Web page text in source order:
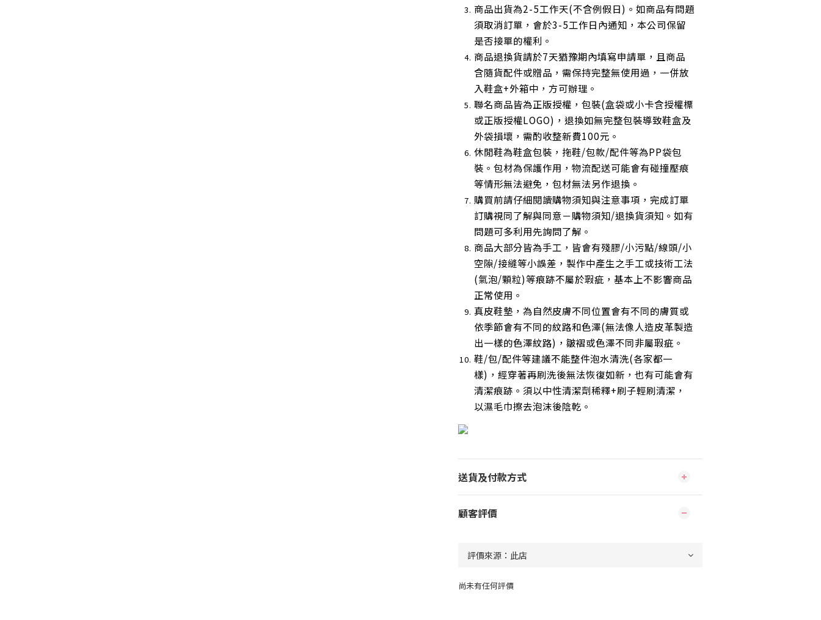
商品出貨為2-5工作天(不含例假日)。如商品有問題
須取消訂單，會於3-5工作日內通知，本公司保留
是否接單的權利。
商品退換貨請於7天猶豫期內填寫申請單，且商品
含隨貨配件或贈品，需保持完整無使用過，一併放
入鞋盒+外箱中，方可辦理。
聯名商品皆為正版授權，包裝(盒袋或小卡含授權標
或正版授權LOGO)，退換如無完整包裝導致鞋盒及
外袋損壞，需酌收整新費100元。
休閒鞋為鞋盒包裝，拖鞋/包款/配件等為PP袋包
裝。包材為保護作用，物流配送可能會有碰撞壓痕
等情形無法避免，包材無法另作退換。
購買前請仔細閱讀購物須知與注意事項，完成訂單
訂購視同了解與同意－購物須知/退換貨須知。如有
問題可多利用先詢問了解。
商品大部分皆為手工，皆會有殘膠/小污點/線頭/小
空隙/接縫等小誤差，製作中產生之手工或技術工法
(氣泡/顆粒)等痕跡不屬於瑕疵，基本上不影響商品
正常使用 。
真皮鞋墊，為自然皮膚不同位置會有不同的膚質或
依季節會有不同的紋路和色澤(無法像人造皮革製造
出一樣的色澤紋路)，皺褶或色澤不同非屬瑕疵。
鞋/包/配件等建議不能整件泡水清洗(各家都一
樣)，經穿著再刷洗後無法恢復如新，也有可能會有
清潔痕跡。須以中性清潔劑稀釋+刷子輕刷清潔，
以濕毛巾擦去泡沫後陰乾 。
送貨及付款方式
顧客評價
尚未有任何評價